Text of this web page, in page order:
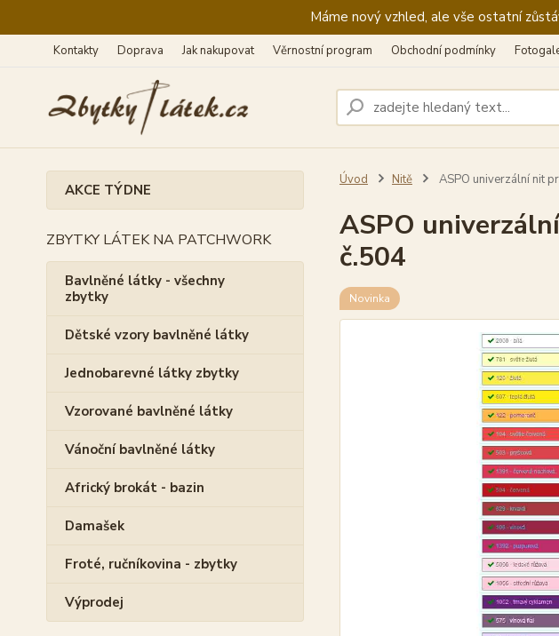
Máme nový vzhled, ale vše ostatní
Kontakty Doprava Jak nakupovat Věrnostní program Obchodní podmínky
AKCE TÝDNE
ZBYTKY LÁTEK NA PATCHWORK
Bavlněné látky - všechny
zbytky
Dětské vzory bavlněné látky
Jednobarevné látky zbytky
Vzorované bavlněné látky
Vánoční bavlněné látky
Africký brokát - bazin
Damašek
Froté, ručníkovina - zbytky
Výprodej
Úvod Nitě ASPO univerzální nit
ASPO
č.504
Novinka